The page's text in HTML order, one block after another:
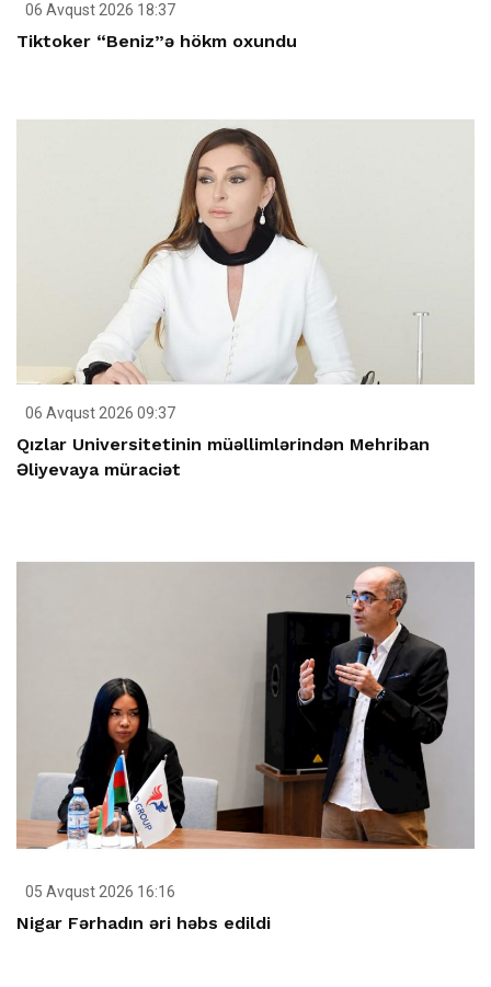
06 Avqust 2026 18:37
Tiktoker “Beniz”ə hökm oxundu
06 Avqust 2026 09:37
Qızlar Universitetinin müəllimlərindən Mehriban
Əliyevaya müraciət
05 Avqust 2026 16:16
Nigar Fərhadın əri həbs edildi